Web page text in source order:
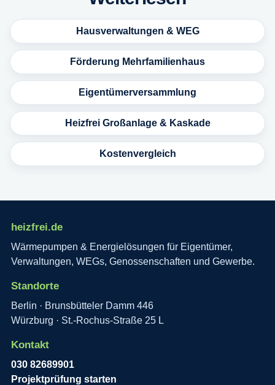
Hausverwaltungen & WEG
Förderung Mehrfamilienhaus
Eigentümerversammlung
Heizfrei Großanlage & Kaskade
Kostenvergleich
heizfrei.de
Wärmepumpen & Energielösungen für Eigentümer,
Verwaltungen, WEGs, Genossenschaften und Gewerbe.
Standorte
Berlin · Brunsbütteler Damm 446
Würzburg · St.-Rochus-Straße 25 L
Kontakt
030 82689901
Projektprüfung starten